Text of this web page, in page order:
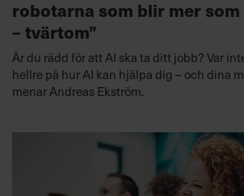
robotarna som blir mer
– tvärtom”
Är du rädd för att AI ska ta ditt jobb? Var
hellre på hur AI kan hjälpa dig – och dina
menar Andreas Ekström.